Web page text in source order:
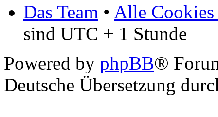
Das Team • Alle Cookies
sind UTC + 1 Stunde
Powered by phpBB®
Deutsche Übersetzung